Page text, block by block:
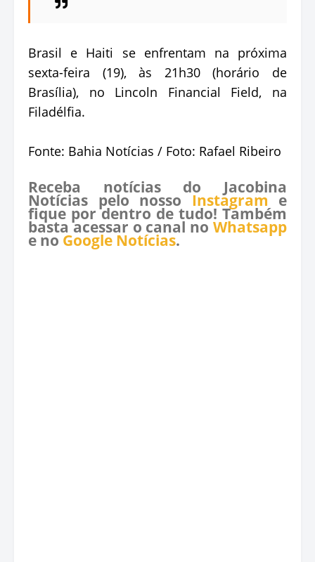
Brasil e Haiti se enfrentam na próxima
sexta-feira (19), às 21h30 (horário de
Brasília), no Lincoln Financial Field, na
Filadélfia.
Fonte: Bahia Notícias / Foto: Rafael Ribeiro
Receba notícias do Jacobina
Notícias pelo nosso Instagram e
fique por dentro de tudo! Também
basta acessar o canal no Whatsapp
e no Google Notícias.